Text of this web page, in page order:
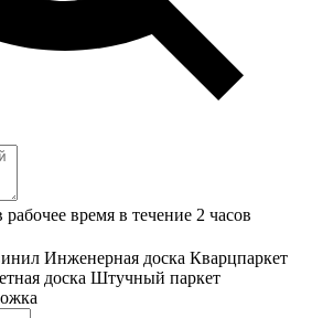
время в течение 2 часов
Инженерная доска Кварцпаркет
доска Штучный паркет